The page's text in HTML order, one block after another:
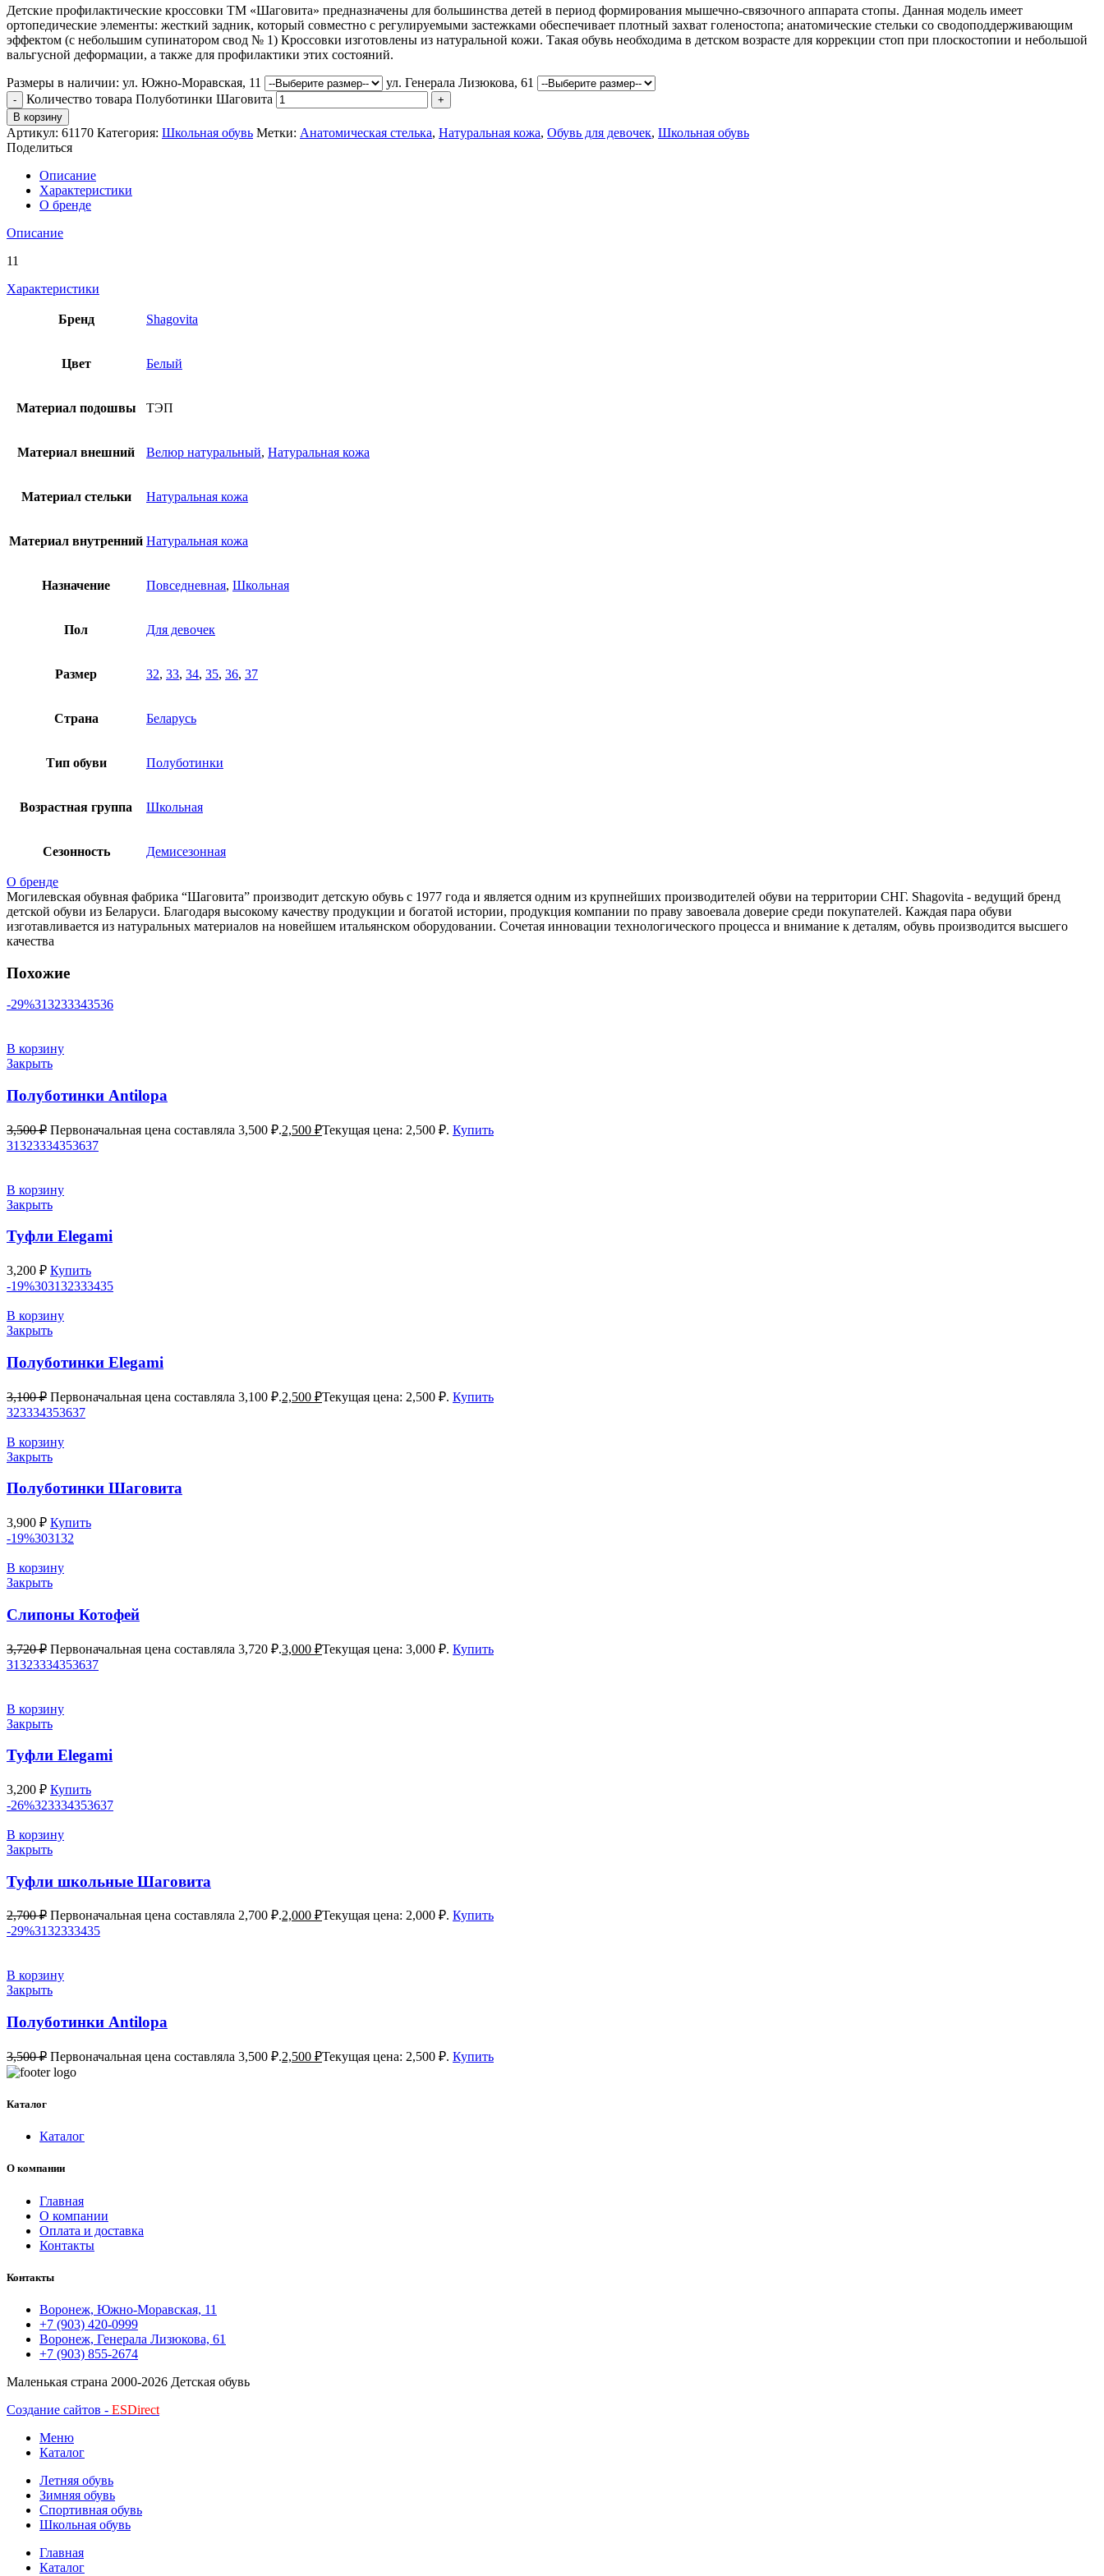
Детские профилактические кроссовки ТМ «Шаговита» предназначены для большинства детей в период формирования мышечно-связочного аппарата стопы. Данная модель имеет
ортопедические элементы: жесткий задник, который совместно с регулируемыми застежками обеспечивает плотный захват голеностопа; анатомические стельки со сводоподдерживающим
эффектом (с небольшим супинатором свод № 1) Кроссовки изготовлены из натуральной кожи. Такая обувь необходима в детском возрасте для коррекции стоп при плоскостопии и небольшой
вальгусной деформации, а также для профилактики этих состояний.
Размеры в наличии: ул. Южно-Моравская, 11
ул. Генерала Лизюкова, 61
Количество товара Полуботинки Шаговита
В корзину
Артикул: 61170 Категория: Школьная обувь Метки: Анатомическая стелька, Натуральная кожа, Обувь для девочек, Школьная обувь
Поделиться
Описание
Характеристики
О бренде
Описание
11
Характеристики
Бренд Shagovita
Цвет Белый
Материал подошвы ТЭП
Материал внешний Велюр натуральный, Натуральная кожа
Материал стельки Натуральная кожа
Материал внутренний Натуральная кожа
Назначение Повседневная, Школьная
Пол Для девочек
Размер 32, 33, 34, 35, 36, 37
Страна Беларусь
Тип обуви Полуботинки
Возрастная группа Школьная
Сезонность Демисезонная
О бренде
Могилевская обувная фабрика “Шаговита” производит детскую обувь с 1977 года и является одним из крупнейших производителей обуви на территории СНГ. Shagovita - ведущий бренд
детской обуви из Беларуси. Благодаря высокому качеству продукции и богатой истории, продукция компании по праву завоевала доверие среди покупателей. Каждая пара обуви
изготавливается из натуральных материалов на новейшем итальянском оборудовании. Сочетая инновации технологического процесса и внимание к деталям, обувь производится высшего
качества
Похожие
-29%313233343536
В корзину
Закрыть
Полуботинки Antilopа
3,500₽ Первоначальная цена составляла 3,500 ₽.2,500 ₽Текущая цена: 2,500 ₽. Купить
31323334353637
В корзину
Закрыть
Туфли Elegami
3,200 ₽ Купить
-19%303132333435
В корзину
Закрыть
Полуботинки Elegami
3,100₽ Первоначальная цена составляла 3,100 ₽.2,500 ₽Текущая цена: 2,500 ₽. Купить
323334353637
В корзину
Закрыть
Полуботинки Шаговита
3,900 ₽ Купить
-19%303132
В корзину
Закрыть
Слипоны Котофей
3,720₽ Первоначальная цена составляла 3,720 ₽.3,000 ₽Текущая цена: 3,000 ₽. Купить
31323334353637
В корзину
Закрыть
Туфли Elegami
3,200 ₽ Купить
-26%323334353637
В корзину
Закрыть
Туфли школьные Шаговита
2,700₽ Первоначальная цена составляла 2,700 ₽.2,000 ₽Текущая цена: 2,000 ₽. Купить
-29%3132333435
В корзину
Закрыть
Полуботинки Antilopа
3,500₽ Первоначальная цена составляла 3,500 ₽.2,500 ₽Текущая цена: 2,500 ₽. Купить
Каталог
Каталог
О компании
Главная
О компании
Оплата и доставка
Контакты
Контакты
Воронеж, Южно-Моравская, 11
+7 (903) 420-0999
Воронеж, Генерала Лизюкова, 61
+7 (903) 855-2674
Маленькая страна 2000-2026 Детская обувь
Создание сайтов - ESDirect
Меню
Каталог
Летняя обувь
Зимняя обувь
Спортивная обувь
Школьная обувь
Главная
Каталог